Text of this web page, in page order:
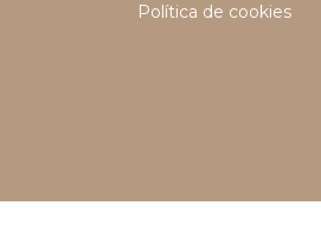
Política de cookies